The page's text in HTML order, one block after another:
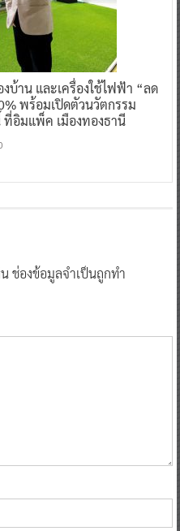
บ้าน และเครื่องใช้ไฟฟ้า “ลด
พร้อมเปิดตัวนวัตกรรม
ที่อิมแพ็ค เมืองทองธานี
ช่องข้อมูลจำเป็นถูกทำ